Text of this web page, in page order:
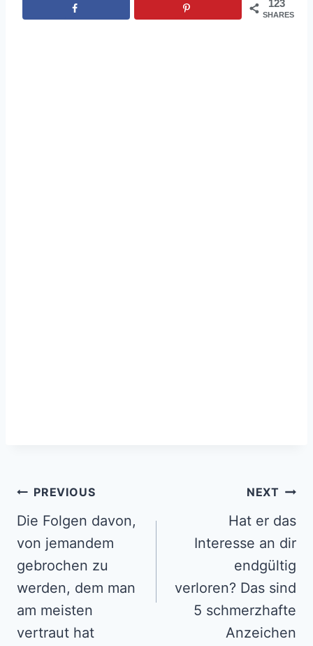
123
SHARES
Post
navigation
PREVIOUS
Die Folgen davon,
von jemandem
gebrochen zu
werden, dem man
am meisten
vertraut hat
NEXT
Hat er das
Interesse an dir
endgültig
verloren? Das sind
5 schmerzhafte
Anzeichen